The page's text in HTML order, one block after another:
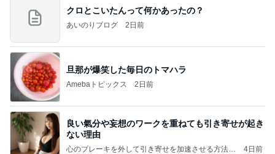
クロとこいたんって何かあったの？
あいのりブログ 2日前
旦那が爆笑した毎日のトマハラ
Amebaトピックス 2日前
良い氣分や妄想のワークを重ねても引き寄せが起き
ない理由
心のブレーキを外して引き寄せを加速させる方法：
4日前